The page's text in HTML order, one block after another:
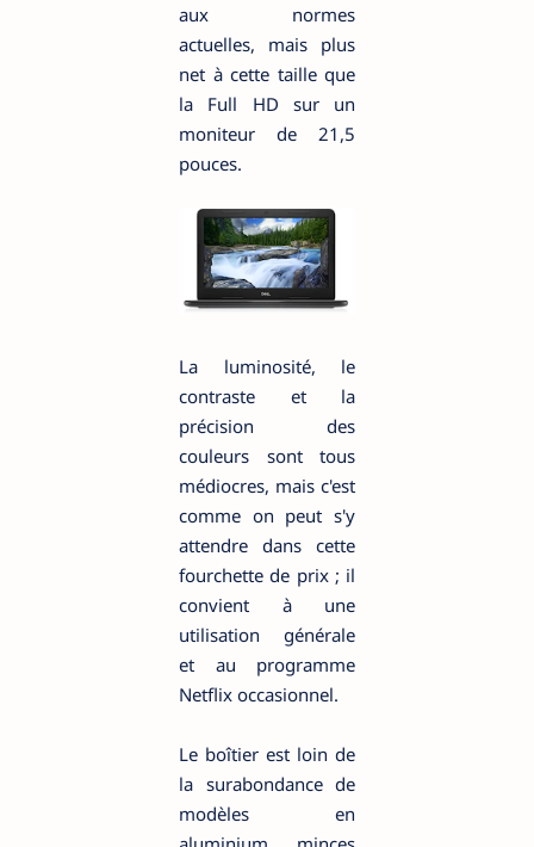
aux normes
actuelles, mais plus
net à cette taille que
la Full HD sur un
moniteur de 21,5
pouces.
La luminosité, le
contraste et la
précision des
couleurs sont tous
médiocres, mais c'est
comme on peut s'y
attendre dans cette
fourchette de prix ; il
convient à une
utilisation générale
et au programme
Netflix occasionnel.
Le boîtier est loin de
la surabondance de
modèles en